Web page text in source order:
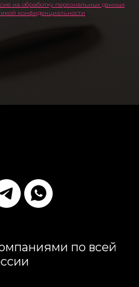
на обработку персональных данных
конфиденциальности
по всей